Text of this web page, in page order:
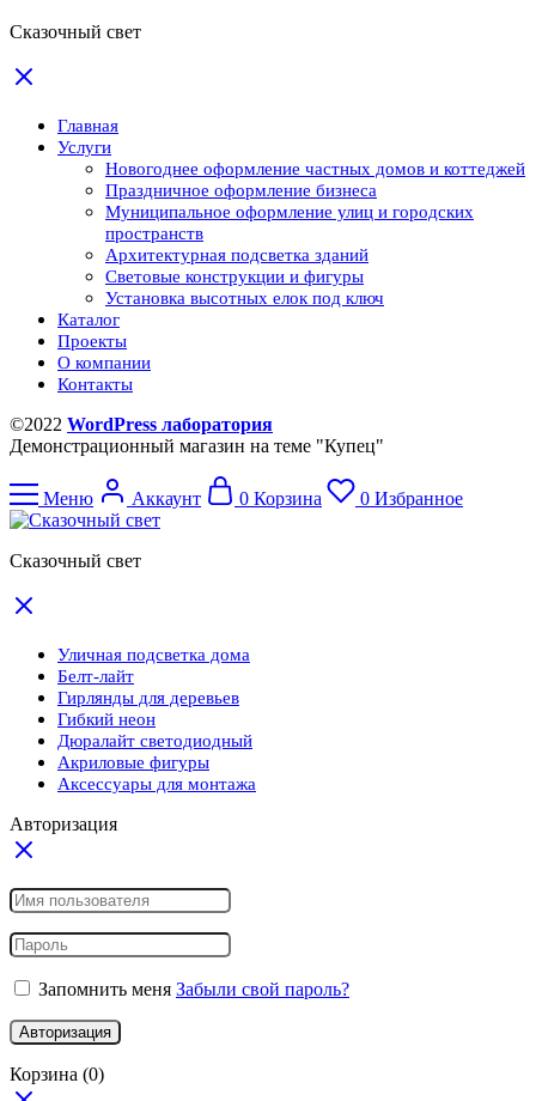
Сказочный свет
Главная
Услуги
Новогоднее оформление частных домов и коттеджей
Праздничное оформление бизнеса
Муниципальное оформление улиц и городских
пространств
Архитектурная подсветка зданий
Световые конструкции и фигуры
Установка высотных елок под ключ
Каталог
Проекты
О компании
Контакты
©2022 WordPress лаборатория
Демонстрационный магазин на теме "Купец"
Меню Аккаунт 0 Корзина 0 Избранное
Сказочный свет
Уличная подсветка дома
Белт-лайт
Гирлянды для деревьев
Гибкий неон
Дюралайт светодиодный
Акриловые фигуры
Аксессуары для монтажа
Авторизация
Запомнить меня Забыли свой пароль?
Авторизация
Корзина (0)